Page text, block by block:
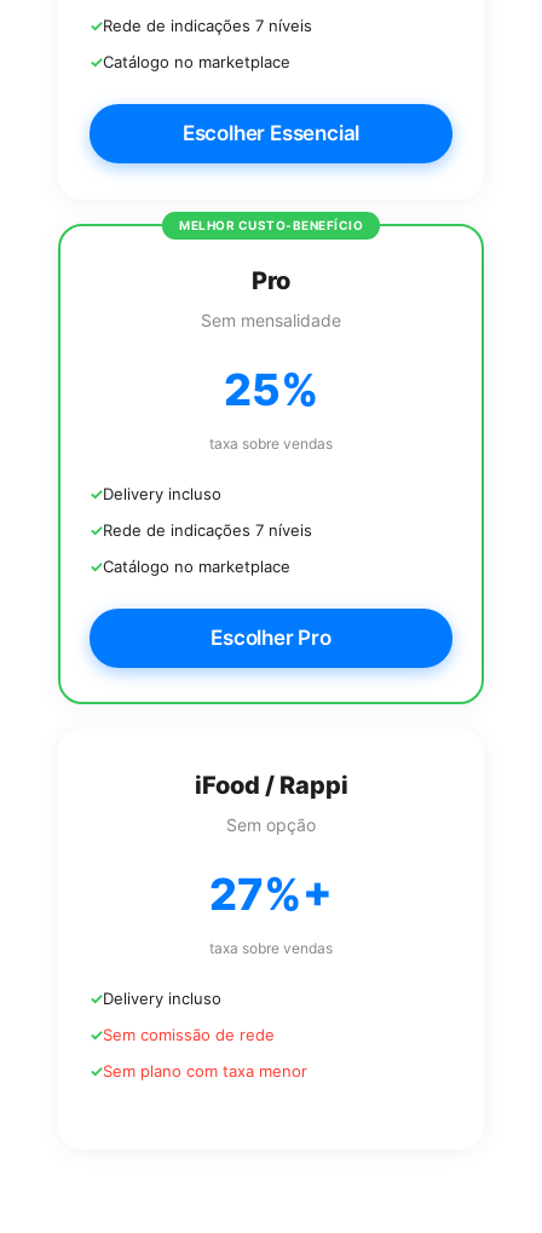
Rede de indicações 7 níveis
Catálogo no marketplace
Escolher Essencial
Pro
Sem mensalidade
25%
taxa sobre vendas
Delivery incluso
Rede de indicações 7 níveis
Catálogo no marketplace
Escolher Pro
iFood / Rappi
Sem opção
27%+
taxa sobre vendas
Delivery incluso
Sem comissão de rede
Sem plano com taxa menor